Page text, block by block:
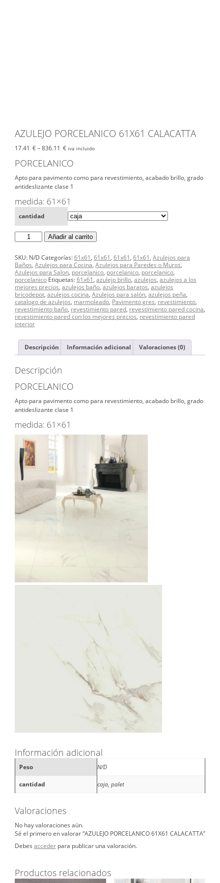
AZULEJO PORCELANICO 61X61 CALACATTA
17.41 €–836.11 € iva incluido
PORCELANICO
Apto para pavimento como para revestimiento, acabado brillo, grado
antideslizante clase 1
medida: 61×61
cantidad
AZULEJO
PORCELANICO
CALACATTA
cantidad
Añadir al carrito
SKU: N/D Categorías:61x61, 61x61, 61x61, 61x61, Azulejos para
Baños, Azulejos para Cocina, Azulejos para Paredes o Muros,
Azulejos para Salon, porcelanico, porcelanico, porcelanico,
porcelanico Etiquetas:61x61, azulejo brillo, azulejos, azulejos a los
mejores precios, azulejos baño, azulejos baratos, azulejos
bricodepot, azulejos cocina, Azulejos para salón, azulejos peña,
catalogo de azulejos, marmoleado, Pavimento gres, revestimiento,
revestimiento baño, revestimiento pared, revestimiento pared cocina,
revestimiento pared con los mejores precios, revestimiento pared
interior
Descripción Información adicional Valoraciones (0)
Descripción
PORCELANICO
Apto para pavimento como para revestimiento, acabado brillo, grado
antideslizante clase 1
medida: 61×61
Información adicional
Peso N/D
cantidad caja, palet
Valoraciones
No hay valoraciones aún.
Sé el primero en valorar “AZULEJO PORCELANICO 61X61 CALACATTA”
Debes acceder para publicar una valoración.
Productos relacionados